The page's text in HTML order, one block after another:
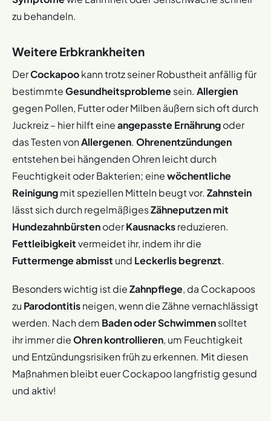
zu behandeln.
Weitere Erbkrankheiten
DerCockapookann trotz seiner Robustheit anfällig für
bestimmteGesundheitsproblemesein. Allergien
gegen Pollen, Futter oder Milben äußern sich oft durch
Juckreiz – hier hilft eineangepasste Ernährungoder
das Testen vonAllergenen. Ohrenentzündungen
entstehen bei hängenden Ohren leicht durch
Feuchtigkeit oder Bakterien; einewöchentliche
Reinigungmit speziellen Mitteln beugt vor. Zahnstein
lässt sich durch regelmäßigesZähneputzen mit
HundezahnbürstenoderKausnacksreduzieren.
Fettleibigkeitvermeidet ihr, indem ihr die
Futtermenge abmisst und Leckerlis begrenzt.
Besonders wichtig ist dieZahnpflege, da Cockapoos
zu Parodontitisneigen, wenn die Zähne vernachlässigt
werden. Nach dem Baden oder Schwimmensolltet
ihr immer dieOhren kontrollieren, um Feuchtigkeit
und Entzündungsrisiken früh zu erkennen. Mit diesen
Maßnahmen bleibt euer Cockapoo langfristig gesund
und aktiv!